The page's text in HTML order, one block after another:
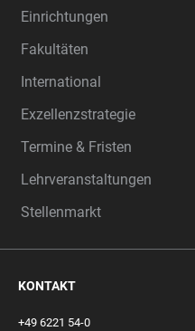
Einrichtungen
Fakultäten
International
Exzellenzstrategie
Termine & Fristen
Lehrveranstaltungen
Stellenmarkt
KONTAKT
+49 6221 54-0